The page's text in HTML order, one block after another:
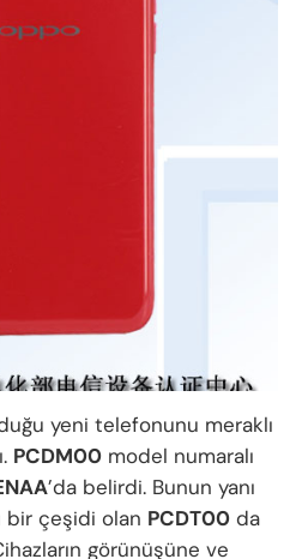
yeni telefonunu meraklı
PCDM00 model numaralı
’da belirdi. Bunun yanı
bir çeşidi olan PCDT00 da
görünüşüne ve